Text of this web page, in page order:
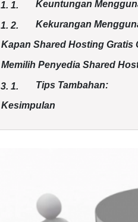
1. 1. Keuntungan
1. 2. Kekurangan
Kapan Shared Hosting Gratis
Memilih Penyedia Shared
3. 1. Tips Tambahan:
Kesimpulan